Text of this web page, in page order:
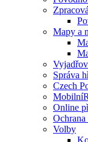
Mapy a
Správa
Czech
Online
Ochrana
Volby